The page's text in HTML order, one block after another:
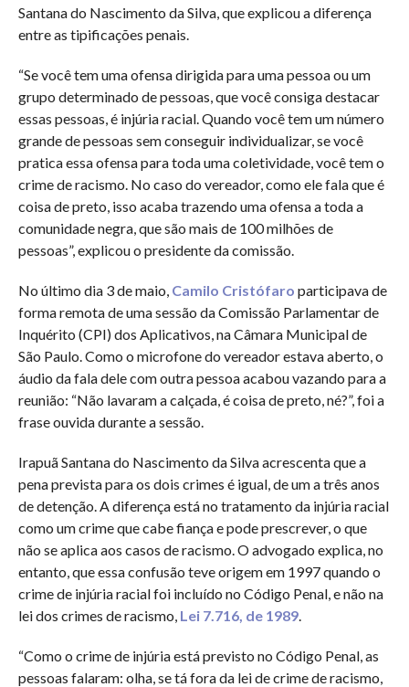
Santana do Nascimento da Silva, que explicou a diferença
entre as tipificações penais.
“Se você tem uma ofensa dirigida para uma pessoa ou um
grupo determinado de pessoas, que você consiga destacar
essas pessoas, é injúria racial. Quando você tem um número
grande de pessoas sem conseguir individualizar, se você
pratica essa ofensa para toda uma coletividade, você tem o
crime de racismo. No caso do vereador, como ele fala que é
coisa de preto, isso acaba trazendo uma ofensa a toda a
comunidade negra, que são mais de 100 milhões de
pessoas”, explicou o presidente da comissão.
No último dia 3 de maio, Camilo Cristófaro participava de
forma remota de uma sessão da Comissão Parlamentar de
Inquérito (CPI) dos Aplicativos, na Câmara Municipal de
São Paulo. Como o microfone do vereador estava aberto, o
áudio da fala dele com outra pessoa acabou vazando para a
reunião: “Não lavaram a calçada, é coisa de preto, né?”, foi a
frase ouvida durante a sessão.
Irapuã Santana do Nascimento da Silva acrescenta que a
pena prevista para os dois crimes é igual, de um a três anos
de detenção. A diferença está no tratamento da injúria racial
como um crime que cabe fiança e pode prescrever, o que
não se aplica aos casos de racismo. O advogado explica, no
entanto, que essa confusão teve origem em 1997 quando o
crime de injúria racial foi incluído no Código Penal, e não na
lei dos crimes de racismo, Lei 7.716, de 1989.
“Como o crime de injúria está previsto no Código Penal, as
pessoas falaram: olha, se tá fora da lei de crime de racismo,